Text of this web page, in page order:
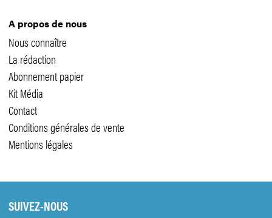
A propos de nous
Nous connaître
La rédaction
Abonnement papier
Kit Média
Contact
Conditions générales de vente
Mentions légales
SUIVEZ-NOUS